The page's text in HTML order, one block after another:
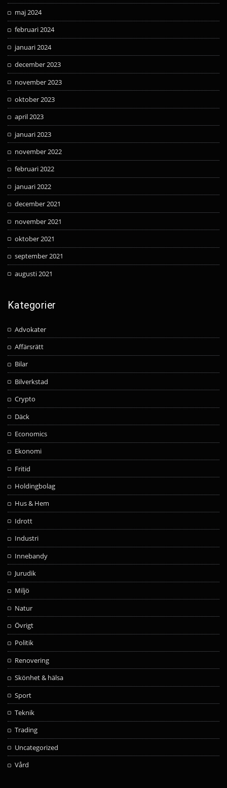
maj 2024
februari 2024
januari 2024
december 2023
november 2023
oktober 2023
april 2023
januari 2023
november 2022
februari 2022
januari 2022
december 2021
november 2021
oktober 2021
september 2021
augusti 2021
Kategorier
Advokater
Affärsrätt
Bilar
Bilverkstad
Crypto
Däck
Economics
Ekonomi
Fritid
Holdingbolag
Hus & Hem
Idrott
Industri
Innebandy
Jurudik
Miljö
Natur
Övrigt
Politik
Renovering
Skönhet & hälsa
Sport
Teknik
Trading
Uncategorized
Vård